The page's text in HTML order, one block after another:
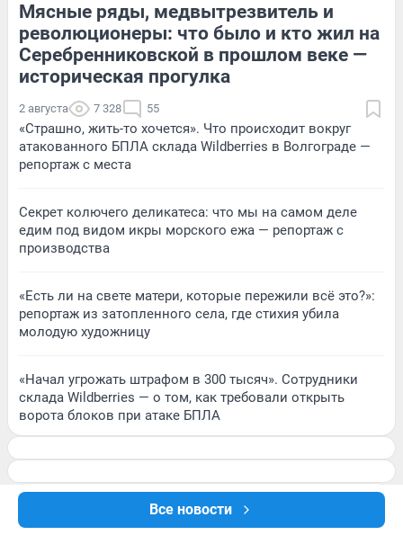
Все новости
13 Обсудить 65 1
Мясные ряды, медвытрезвитель и
революционеры: что было и кто жил на
Серебренниковской в прошлом веке —
историческая прогулка
2 августа 7 328 55
«Страшно, жить-то хочется». Что происходит вокруг
атакованного БПЛА склада Wildberries в Волгограде —
репортаж с места
Секрет колючего деликатеса: что мы на самом деле
едим под видом икры морского ежа — репортаж с
производства
«Есть ли на свете матери, которые пережили всё это?»:
репортаж из затопленного села, где стихия убила
молодую художницу
«Начал угрожать штрафом в 300 тысяч». Сотрудники
склада Wildberries — о том, как требовали открыть
ворота блоков при атаке БПЛА